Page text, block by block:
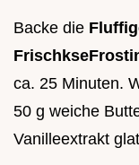
Backe die
ca. 25 Minuten.
50 g weiche
Vanilleextrakt